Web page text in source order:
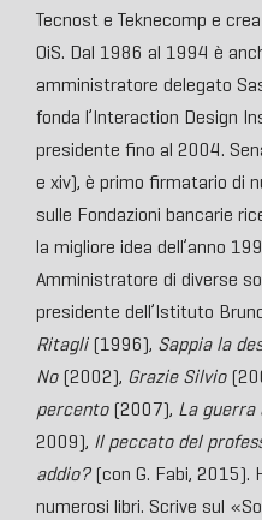
Tecnost e Teknecomp e
OiS. Dal 1986 al 1994 è
amministratore delegato
fonda l’Interaction Design
presidente fino al 2004.
e xiv), è primo firmatario di
sulle Fondazioni bancarie
la migliore idea dell’anno
Amministratore di diverse
presidente dell’Istituto
Ritagli(1996), Sappia la
No(2002), Grazie Silvio
percento(2007), La guerra
2009), Il peccato del
addio?(con G. Fabi, 2015).
numerosi libri. Scrive sul